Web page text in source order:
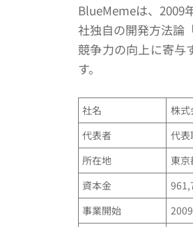
BlueMemeは、2009
社独自の開発方法論
競争力の向上に寄与
す。
社名
株
代表者
代
所在地
東
資本金
事業開始